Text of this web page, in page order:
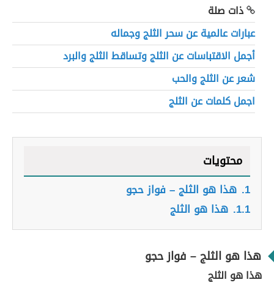
ذات صلة
عبارات عالمية عن سحر الثلج وجماله
أجمل الاقتباسات عن الثلج وتساقط الثلج والبرد
شعر عن الثلج والحب
اجمل كلمات عن الثلج
محتويات
1. هذا هو الثلج – فواز حجو
1.1. هذا هو الثلج
هذا هو الثلج – فواز حجو
هذا هو الثلج